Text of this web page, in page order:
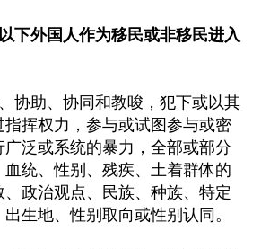
下外国人作为移民或非移民进入
协助、协同和教唆，犯下或以其
挥权力，参与或试图参与或密
泛或系统的暴力，全部或部分
统、性别、残疾、土着群体的
政治观点、民族、种族、特定
生地、性别取向或性别认同。